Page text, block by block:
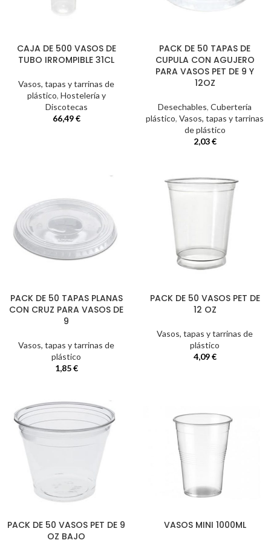
CAJA DE 500 VASOS DE
TUBO IRROMPIBLE 31CL
Vasos, tapas y tarrinas de
plástico, Hostelería y
Discotecas
66,49€
PACK DE 50 TAPAS DE
CUPULA CON AGUJERO
PARA VASOS PET DE 9 Y
12OZ
Desechables, Cubertería
plástico, Vasos, tapas y tarrinas
de plástico
2,03€
PACK DE 50 TAPAS PLANAS
CON CRUZ PARA VASOS DE
9
Vasos, tapas y tarrinas de
plástico
1,85€
PACK DE 50 VASOS PET DE
12 OZ
Vasos, tapas y tarrinas de
plástico
4,09€
PACK DE 50 VASOS PET DE 9
OZ BAJO
VASOS MINI 1000ML